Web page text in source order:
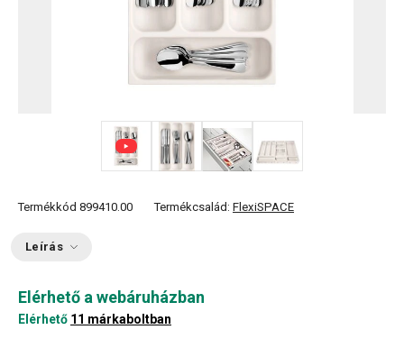
Termékkód 899410.00 Termékcsalád: FlexiSPACE
Leírás
Elérhető a webáruházban
Elérhető 11 márkaboltban